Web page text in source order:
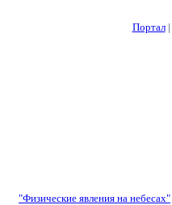
Портал|
"Физические явления на небесах"